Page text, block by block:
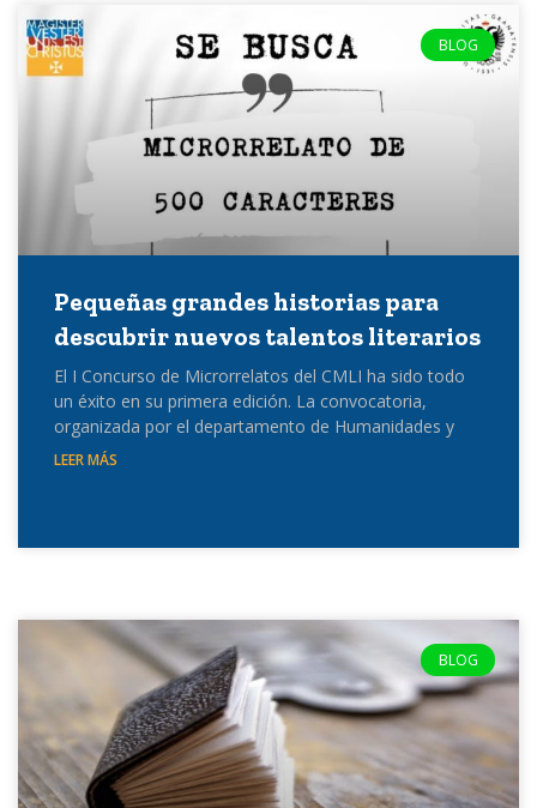
BLOG
Pequeñas grandes historias para
descubrir nuevos talentos literarios
El I Concurso de Microrrelatos del CMLI ha sido todo
un éxito en su primera edición. La convocatoria,
organizada por el departamento de Humanidades y
LEER MÁS
BLOG